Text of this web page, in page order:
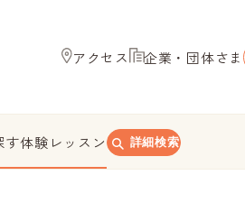
アクセス 企業・団体さま
す体験レッスン 詳細検索